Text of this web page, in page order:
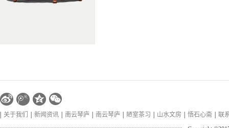
关于我们 新闻资讯 南云琴庐 南云琴庐 陋室茶习 山水文房 悟石心斋
联